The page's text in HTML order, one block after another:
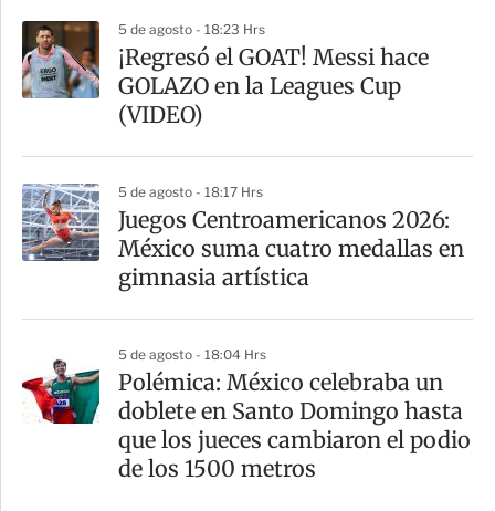
5 de agosto - 18:23 Hrs
¡Regresó el GOAT! Messi hace
GOLAZO en la Leagues Cup
(VIDEO)
5 de agosto - 18:17 Hrs
Juegos Centroamericanos 2026:
México suma cuatro medallas en
gimnasia artística
5 de agosto - 18:04 Hrs
Polémica: México celebraba un
doblete en Santo Domingo hasta
que los jueces cambiaron el podio
de los 1500 metros